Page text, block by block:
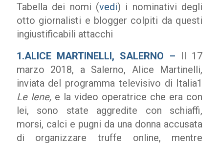
Tabella dei nomi (vedi) i nominativi degli
otto giornalisti e blogger colpiti da questi
ingiustificabili attacchi
1.ALICE MARTINELLI, SALERNO – Il 17
marzo 2018, a Salerno, Alice Martinelli,
inviata del programma televisivo di Italia1
Le Iene, e la video operatrice che era con
lei, sono state aggredite con schiaffi,
morsi, calci e pugni da una donna accusata
di organizzare truffe online, mentre